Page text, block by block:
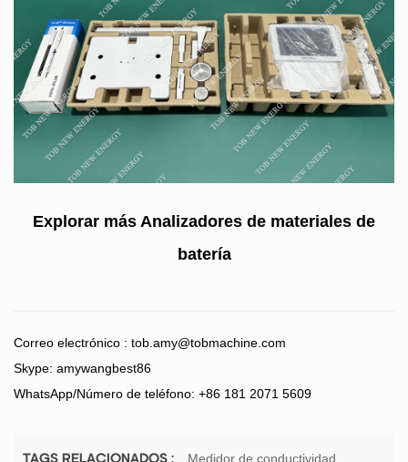
Explorar más Analizadores de materiales de
batería
Correo electrónico : tob.amy@tobmachine.com
Skype: amywangbest86
WhatsApp/Número de teléfono: +86 181 2071 5609
Medidor de conductividad